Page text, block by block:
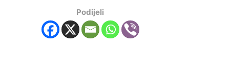
Podijeli